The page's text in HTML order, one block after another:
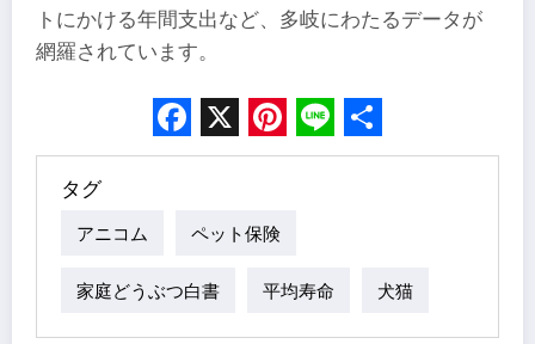
トにかける年間支出など、多岐にわたるデータが
網羅されています。
Facebook
X Pinterest
LineShare
タグ
アニコム ペット保険
家庭どうぶつ白書 平均寿命 犬猫